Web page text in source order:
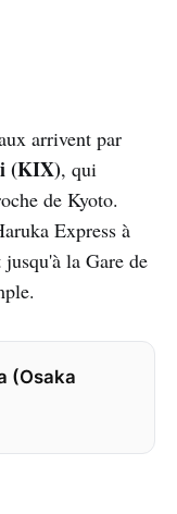
arrivent par
(KIX), qui
de Kyoto.
Express à
la Gare de
(Osaka